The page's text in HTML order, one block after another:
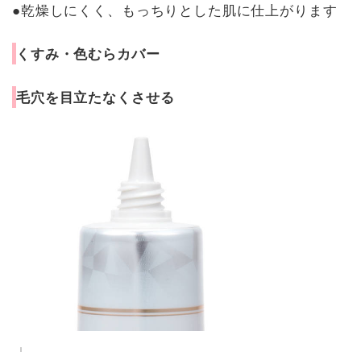
●乾燥しにくく、もっちりとした肌に仕上がります
くすみ・色むらカバー
毛穴を目立たなくさせる